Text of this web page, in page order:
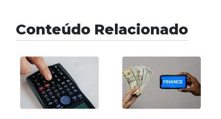
Conteúdo Relacionado